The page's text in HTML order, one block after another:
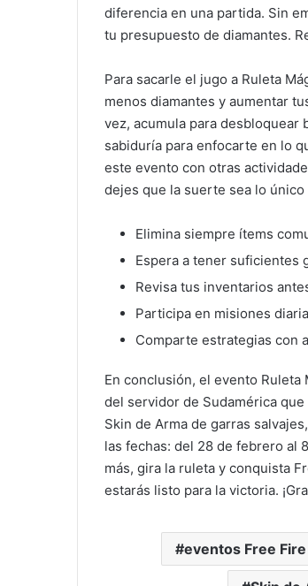
diferencia en una partida. Sin
tu presupuesto de diamantes.
Para sacarle el jugo a Ruleta
menos diamantes y aumentar
vez, acumula para desbloquear
sabiduría para enfocarte en lo
este evento con otras
dejes que la suerte sea lo único
Elimina siempre ítems
Espera a tener suficientes
Revisa tus inventarios
Participa en misiones
Comparte estrategias con
En conclusión, el evento
del servidor de Sudamérica
Skin de Arma de garras
las fechas: del 28 de febrero al
más, gira la ruleta y conquista
estarás listo para la victoria.
eventos Free Fire